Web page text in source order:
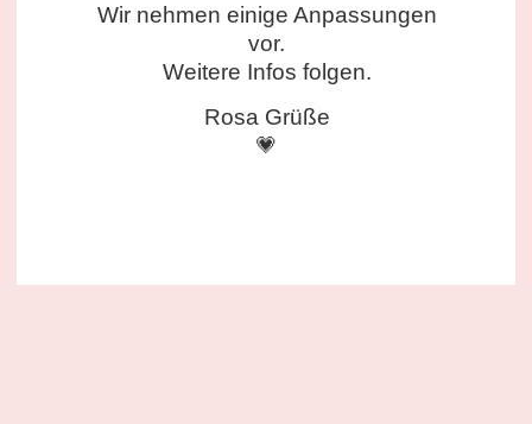
Wir nehmen einige Anpassungen
vor.
Weitere Infos folgen.
Rosa Grüße
💗